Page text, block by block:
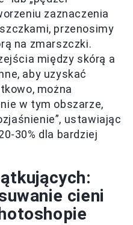
zaznaczenia
przenosimy
na zmarszczki.
między skórą a
aby uzyskać
można
w tym obszarze,
ustawiając
30% dla bardziej
cieni